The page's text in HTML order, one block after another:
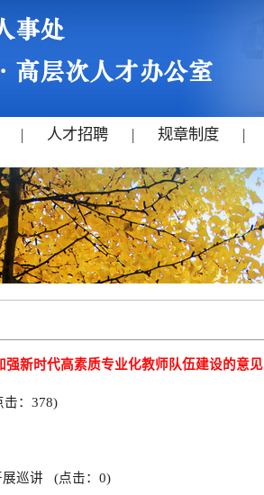
| 人才招聘 | 规章制度 |
新时代高素质专业化教师队伍建设的意见
： 378)
巡讲 (点击： 0)